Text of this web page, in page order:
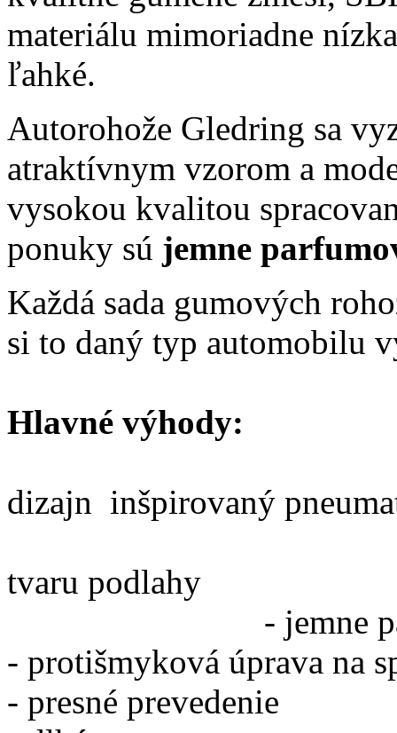
materiálu mimoriadne
ľahké.
Autorohože Gledring sa
atraktívnym vzorom a
vysokou kvalitou
ponuky sú jemne
Každá sada gumových
si to daný typ automobilu
dizajn inšpirovaný
tvaru podlahy
- jemne
- protišmyková úprava na
- presné prevedenie